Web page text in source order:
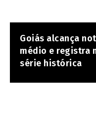
Goiás alcança
médio e registra
série histórica